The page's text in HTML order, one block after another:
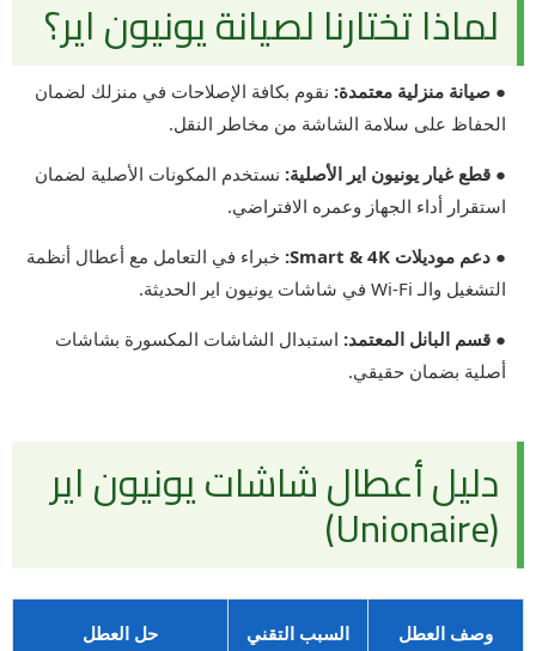
لماذا تختارنا لصيانة يونيون اير؟
● صيانة منزلية معتمدة: نقوم بكافة الإصلاحات في منزلك لضمان
الحفاظ على سلامة الشاشة من مخاطر النقل.
● قطع غيار يونيون اير الأصلية: نستخدم المكونات الأصلية لضمان
استقرار أداء الجهاز وعمره الافتراضي.
● دعم موديلات Smart & 4K:
خبراء في التعامل مع أعطال أنظمة
التشغيل والـ Wi-Fi في شاشات يونيون اير الحديثة.
● قسم البانل المعتمد: استبدال الشاشات المكسورة بشاشات
أصلية بضمان حقيقي.
دليل أعطال شاشات يونيون اير
(Unionaire)
وصف العطل السبب التقني حل العطل